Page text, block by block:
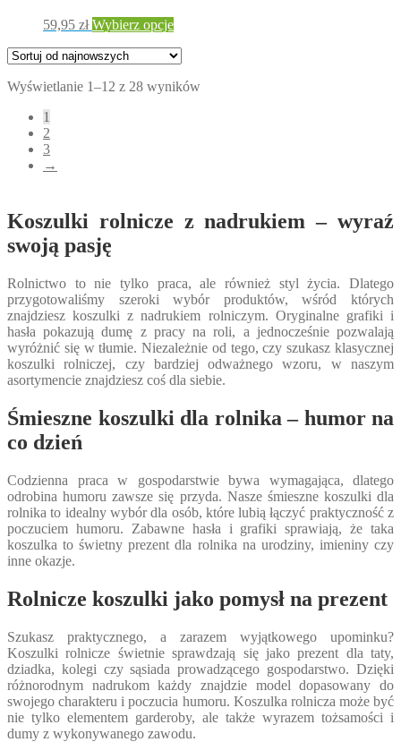
wybrać
na
stronie
produktu
59,95 zł Wybierz opcjeTen
ma
wariantów.
Wyświetlanie 1–12 z 28 wynikówPosortowane
1
2
3
→
Koszulki rolnicze z nadrukiem – wyraź
swoją pasję
Rolnictwo to nie tylko praca, ale również styl życia. Dlatego
przygotowaliśmy szeroki wybór produktów, wśród których
znajdziesz koszulki z nadrukiem rolniczym. Oryginalne grafiki i
hasła pokazują dumę z pracy na roli, a jednocześnie pozwalają
wyróżnić się w tłumie. Niezależnie od tego, czy szukasz klasycznej
koszulki rolniczej, czy bardziej odważnego wzoru, w naszym
asortymencie znajdziesz coś dla siebie.
Śmieszne koszulki dla rolnika – humor na
co dzień
Codzienna praca w gospodarstwie bywa wymagająca, dlatego
odrobina humoru zawsze się przyda. Nasze śmieszne koszulki dla
rolnika to idealny wybór dla osób, które lubią łączyć praktyczność z
poczuciem humoru. Zabawne hasła i grafiki sprawiają, że taka
koszulka to świetny prezent dla rolnika na urodziny, imieniny czy
inne okazje.
Rolnicze koszulki jako pomysł na prezent
Szukasz praktycznego, a zarazem wyjątkowego upominku?
Koszulki rolnicze świetnie sprawdzają się jako prezent dla taty,
dziadka, kolegi czy sąsiada prowadzącego gospodarstwo. Dzięki
różnorodnym nadrukom każdy znajdzie model dopasowany do
swojego charakteru i poczucia humoru. Koszulka rolnicza może być
nie tylko elementem garderoby, ale także wyrazem tożsamości i
dumy z wykonywanego zawodu.